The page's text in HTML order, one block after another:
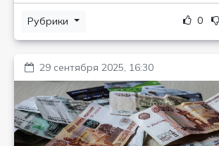
Рубрики 0
29 сентября 2025, 16:30